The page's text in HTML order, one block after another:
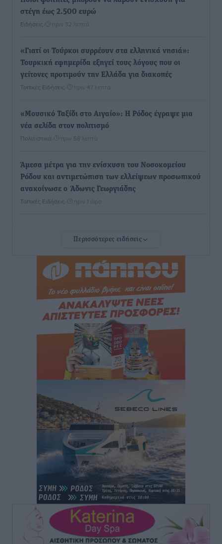
στέγη έως 2.500 ευρώ
Ειδήσεις πριν 32 λεπτά
«Γιατί οι Τούρκοι συρρέουν στα ελληνικά νησιά»:
Τουρκική εφημερίδα εξηγεί τους λόγους που οι
γείτονες προτιμούν την Ελλάδα για διακοπές
Τοπικές Ειδήσεις πριν 47 λεπτά
«Μουσικό Ταξίδι στο Αιγαίο»: Η Ρόδος έγραψε μια
νέα σελίδα στον πολιτισμό
Πολιτιστικά πριν 58 λεπτά
Άμεσα μέτρα για την ενίσχυση του Νοσοκομείου
Ρόδου και αντιμετώπιση των ελλείψεων προσωπικού
ανακοίνωσε ο Άδωνις Γεωργιάδης
Τοπικές Ειδήσεις πριν 1 ώρα
Στρατηγικές Προτάσεις για την Ενίσχυση της
Νοσοκομεία της Γ΄ Ζώνης
Τοπικές Ειδήσεις• πριν 2 ώρες
Πάνθηρες: Ξεκίνησαν αισιόδοξοι για την παρθενική
“πτήση” τους
πριν 2 ώρες
Άρης Αρχαγγέλου: Στο πλευρό του άτυχου Ιάκωβου
Αθλητικά• πριν 2 ώρες
Φοίβος: Η μεγάλη επιστροφή του Μπρένο Σαλβατιέρα
Αθλητικά• πριν 2 ώρες
Κλεάνθης: Έτοιμες οι κάρτες διαρκείας της νέας
σεζόν
πριν 2 ώρες
Ατρόμητος Διμυλιάς: Ο Μαργαρίτης και μία
αδιαπραγμάτευτη φιλοσοφία
Αθλητικά πριν 2 ώρες
Περισσότερες ειδήσεις